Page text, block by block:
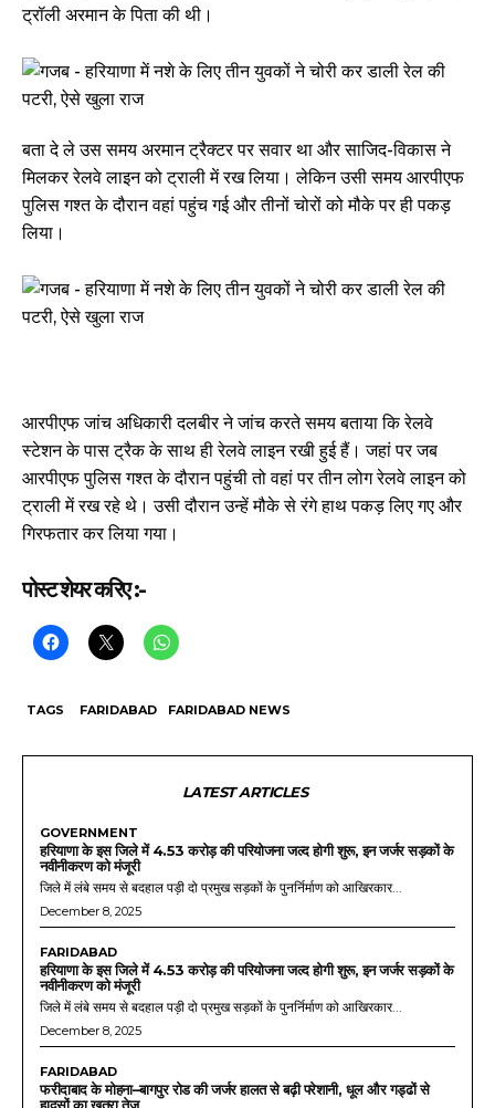
ट्रॉली अरमान के पिता की थी।
बता दे ले उस समय अरमान ट्रैक्टर पर सवार था और साजिद-विकास ने
मिलकर रेलवे लाइन को ट्राली में रख लिया। लेकिन उसी समय आरपीएफ
पुलिस गश्त के दौरान वहां पहुंच गई और तीनों चोरों को मौके पर ही पकड़
लिया।
आरपीएफ जांच अधिकारी दलबीर ने जांच करते समय बताया कि रेलवे
स्टेशन के पास ट्रैक के साथ ही रेलवे लाइन रखी हुई हैं। जहां पर जब
आरपीएफ पुलिस गश्त के दौरान पहुंची तो वहां पर तीन लोग रेलवे लाइन को
ट्राली में रख रहे थे। उसी दौरान उन्हें मौके से रंगे हाथ पकड़ लिए गए और
गिरफतार कर लिया गया।
पोस्ट शेयर करिए :-
TAGS FARIDABAD FARIDABAD NEWS
LATEST ARTICLES
GOVERNMENT
हरियाणा के इस जिले में 4.53 करोड़ की परियोजना जल्द होगी शुरू, इन जर्जर सड़कों के
नवीनीकरण को मंजूरी
जिले में लंबे समय से बदहाल पड़ी दो प्रमुख सड़कों के पुनर्निर्माण को आखिरकार...
December 8, 2025
FARIDABAD
हरियाणा के इस जिले में 4.53 करोड़ की परियोजना जल्द होगी शुरू, इन जर्जर सड़कों के
नवीनीकरण को मंजूरी
जिले में लंबे समय से बदहाल पड़ी दो प्रमुख सड़कों के पुनर्निर्माण को आखिरकार...
December 8, 2025
FARIDABAD
फरीदाबाद के मोहना–बागपुर रोड की जर्जर हालत से बढ़ी परेशानी, धूल और गड्ढों से